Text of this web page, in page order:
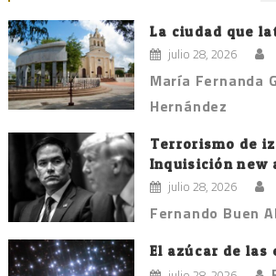
La ciudad que
julio 28, 2026
María Fernanda
Hernández
Terrorismo de
Inquisición new
julio 28, 2026
Fernando Buen
El azúcar de las